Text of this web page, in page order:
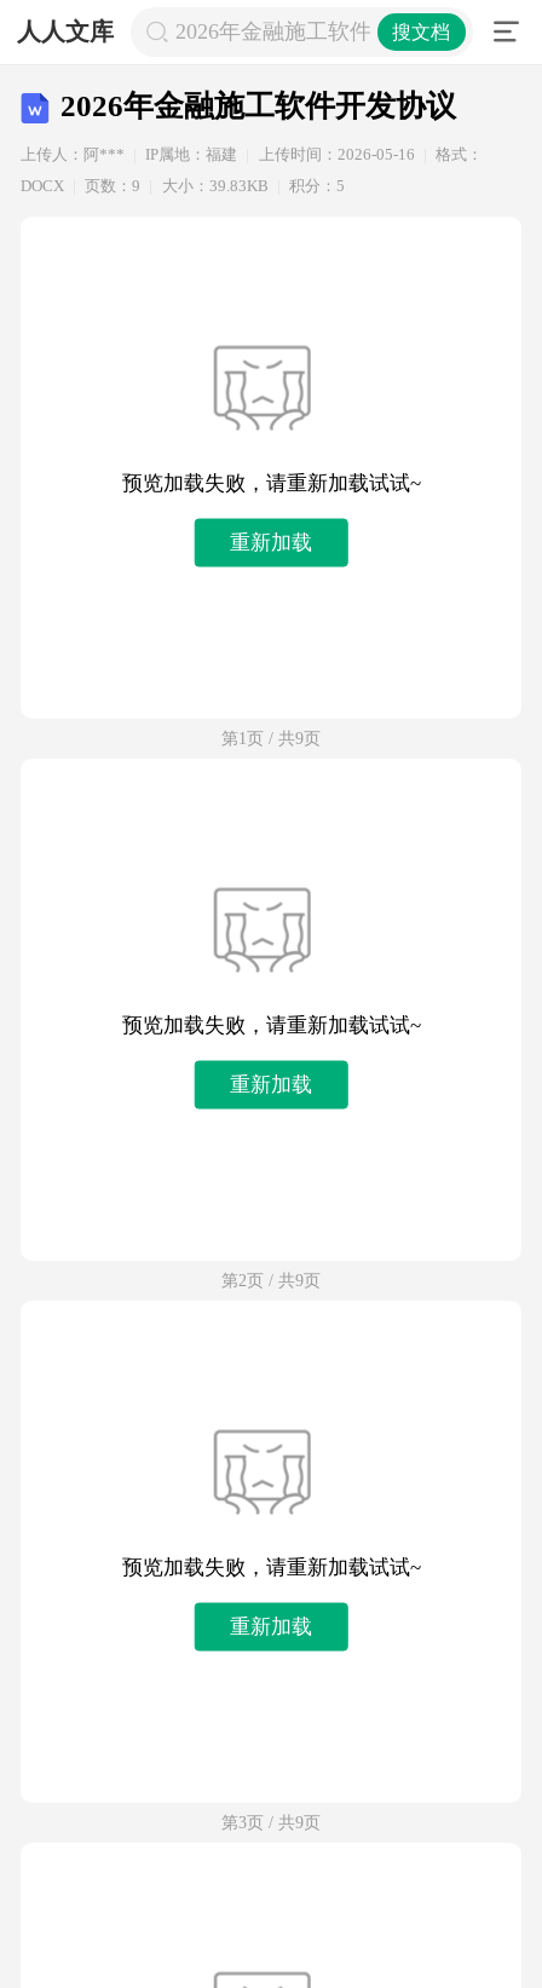
人人文库 2026年金融施工软件开发协议
搜文档
2026年金融施工软件开发协议
上传人：阿*** IP属地：福建 上传时间：2026-05-16
格式：
DOCX
页数：9 大小：39.83KB 积分：5
预览加载失败，请重新加载试试~
重新加载
第1页 / 共9页
预览加载失败，请重新加载试试~
重新加载
第2页 / 共9页
预览加载失败，请重新加载试试~
重新加载
第3页 / 共9页